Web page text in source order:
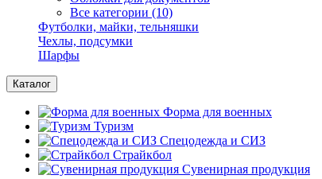
Все категории (10)
Футболки, майки, тельняшки
Чехлы, подсумки
Шарфы
Каталог
Форма для военных
Туризм
Спецодежда и СИЗ
Страйкбол
Сувенирная продукция